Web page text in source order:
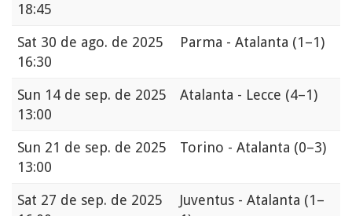
18:45
Sat 30 de ago. de 2025
16:30
Parma - Atalanta (1–1)
Sun 14 de sep. de 2025
13:00
Atalanta - Lecce (4–1)
Sun 21 de sep. de 2025
13:00
Torino - Atalanta (0–3)
Sat 27 de sep. de 2025
Juventus - Atalanta (1–